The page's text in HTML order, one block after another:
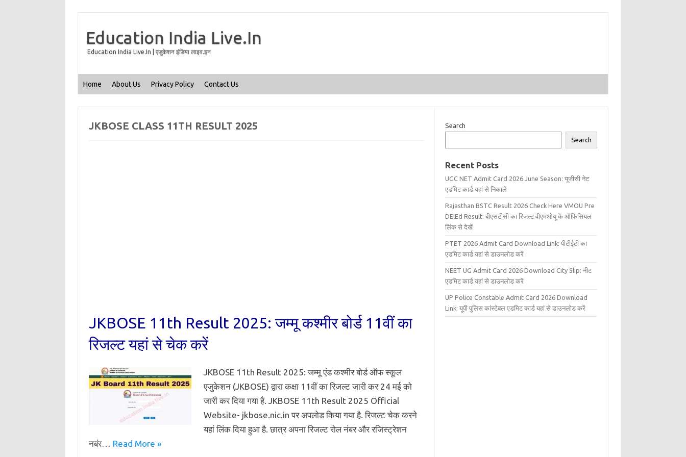
Education India Live.In
Education India Live.In | एजुकेशन इंडिया लाइव.इन
Home About Us Privacy Policy Contact Us
JKBOSE CLASS 11TH RESULT 2025
JKBOSE 11th Result 2025: जम्मू कश्मीर बोर्ड 11वीं का
रिजल्ट यहां से चेक करें
JKBOSE 11th Result 2025: जम्मू एंड कश्मीर बोर्ड ऑफ स्कूल
एजुकेशन (JKBOSE) द्वारा कक्षा 11वीं का रिजल्ट जारी कर 24 मई को
जारी कर दिया गया है. JKBOSE 11th Result 2025 Official
Website- jkbose.nic.in पर अपलोड किया गया है. रिजल्ट चेक करने
यहां लिंक दिया हुआ है. छात्र अपना रिजल्ट रोल नंबर और रजिस्ट्रेशन
नबंर… Read More »
Search
Search
Recent Posts
UGC NET Admit Card 2026 June Season: यूजीसी नेट
एडमिट कार्ड यहां से निकालें
Rajasthan BSTC Result 2026 Check Here VMOU Pre
DElEd Result: बीएसटीसी का रिजल्ट वीएमओयू के ऑफिसियल
लिंक से देखें
PTET 2026 Admit Card Download Link: पीटीईटी का
एडमिट कार्ड यहां से डाउनलोड करें
NEET UG Admit Card 2026 Download City Slip: नीट
एडमिट कार्ड यहां से डाउनलोड करें
UP Police Constable Admit Card 2026 Download
Link: यूपी पुलिस कांस्टेबल एडमिट कार्ड यहां से डाउनलोड करें